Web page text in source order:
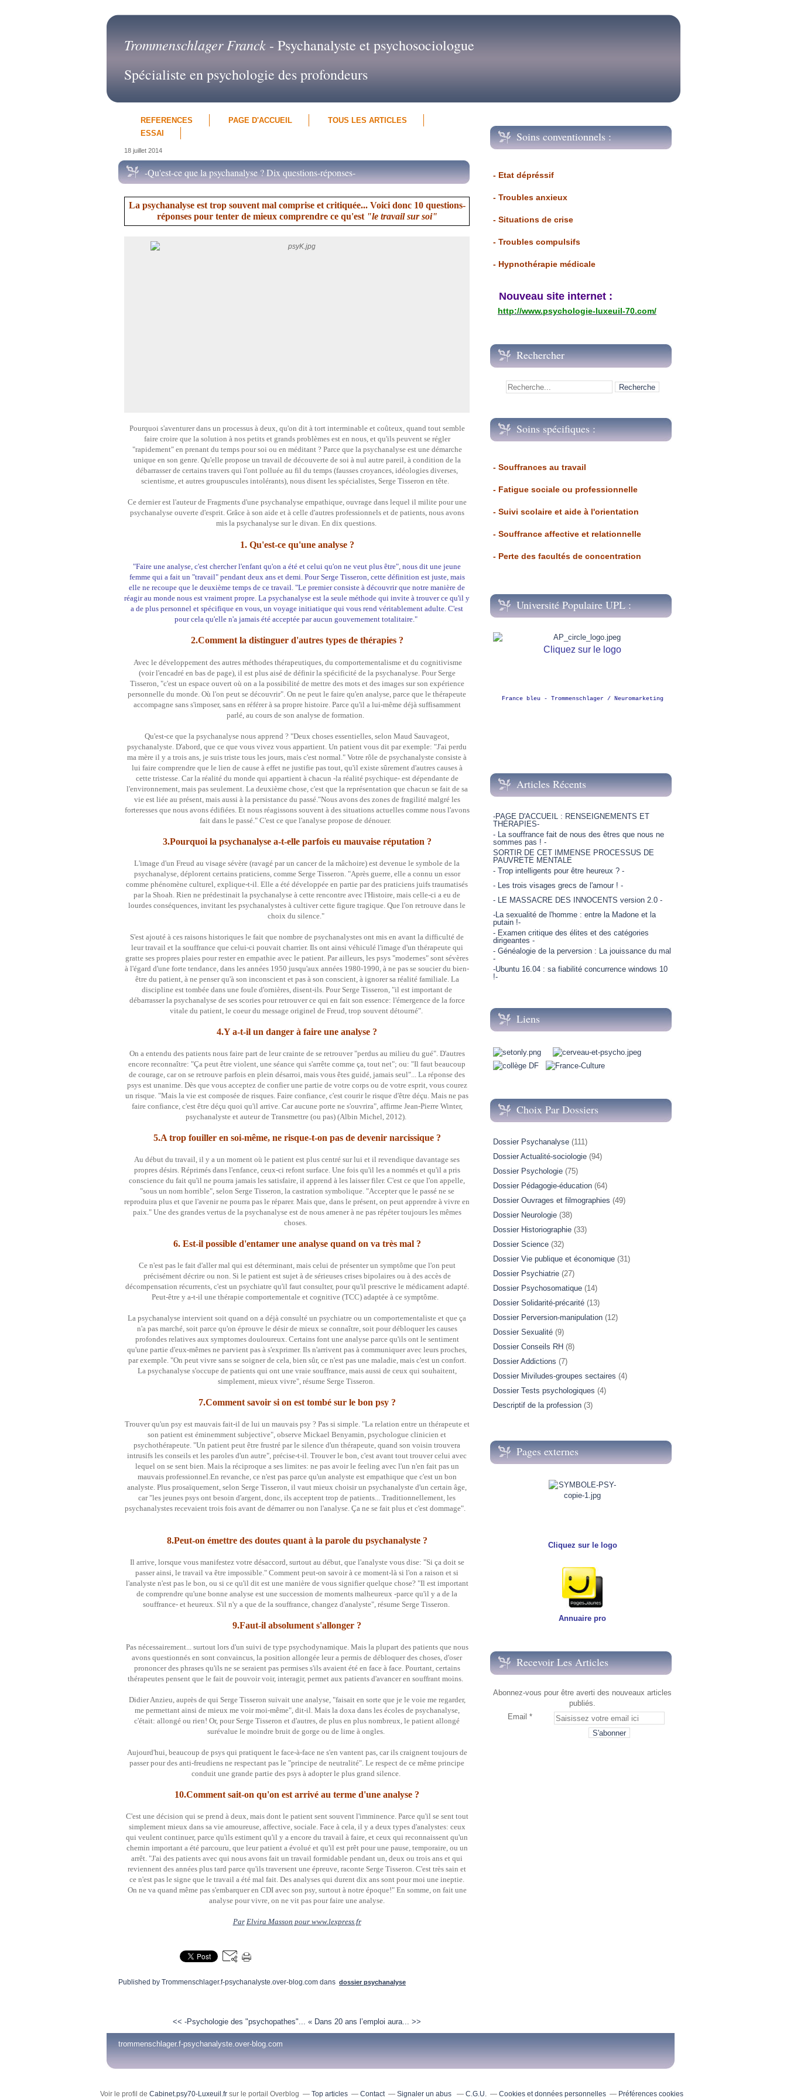
Trommenschlager Franck- Psychanalyste et psychosociologue
Spécialiste en psychologie des profondeurs
REFERENCES PAGE D'ACCUEIL
TOUS LES ARTICLES
ESSAI
18 juillet 2014
-Qu'est-ce que la psychanalyse ? Dix questions-réponses-
La psychanalyse est trop souvent mal comprise et critiquée... Voici donc 10 questions-
réponses pour tenter de mieux comprendre ce qu'est "le travail sur soi"
Pourquoi s'aventurer dans un processus à deux, qu'on dit à tort interminable et coûteux, quand tout semble
faire croire que la solution à nos petits et grands problèmes est en nous, et qu'ils peuvent se régler
"rapidement" en prenant du temps pour soi ou en méditant ? Parce que la psychanalyse est une démarche
unique en son genre. Qu'elle propose un travail de découverte de soi à nul autre pareil, à condition de la
débarrasser de certains travers qui l'ont polluée au fil du temps (fausses croyances, idéologies diverses,
scientisme, et autres groupuscules intolérants), nous disent les spécialistes, Serge Tisseron en tête.
Ce dernier est l'auteur de Fragments d'une psychanalyse empathique, ouvrage dans lequel il milite pour une
psychanalyse ouverte d'esprit. Grâce à son aide et à celle d'autres professionnels et de patients, nous avons
mis la psychanalyse sur le divan. En dix questions.
1. Qu'est-ce qu'une analyse ?
"Faire une analyse, c'est chercher l'enfant qu'on a été et celui qu'on ne veut plus être", nous dit une jeune
femme qui a fait un "travail" pendant deux ans et demi. Pour Serge Tisseron, cette définition est juste, mais
elle ne recoupe que le deuxième temps de ce travail. "Le premier consiste à découvrir que notre manière de
réagir au monde nous est vraiment propre. La psychanalyse est la seule méthode qui invite à trouver ce qu'il y
a de plus personnel et spécifique en vous, un voyage initiatique qui vous rend véritablement adulte. C'est
pour cela qu'elle n'a jamais été acceptée par aucun gouvernement totalitaire."
2.Comment la distinguer d'autres types de thérapies ?
Avec le développement des autres méthodes thérapeutiques, du comportementalisme et du cognitivisme
(voir l'encadré en bas de page), il est plus aisé de définir la spécificité de la psychanalyse. Pour Serge
Tisseron, "c'est un espace ouvert où on a la possibilité de mettre des mots et des images sur son expérience
personnelle du monde. Où l'on peut se découvrir". On ne peut le faire qu'en analyse, parce que le thérapeute
accompagne sans s'imposer, sans en référer à sa propre histoire. Parce qu'il a lui-même déjà suffisamment
parlé, au cours de son analyse de formation.
Qu'est-ce que la psychanalyse nous apprend ? "Deux choses essentielles, selon Maud Sauvageot,
psychanalyste. D'abord, que ce que vous vivez vous appartient. Un patient vous dit par exemple: "J'ai perdu
ma mère il y a trois ans, je suis triste tous les jours, mais c'est normal." Votre rôle de psychanalyste consiste à
lui faire comprendre que le lien de cause à effet ne justifie pas tout, qu'il existe sûrement d'autres causes à
cette tristesse. Car la réalité du monde qui appartient à chacun -la réalité psychique- est dépendante de
l'environnement, mais pas seulement. La deuxième chose, c'est que la représentation que chacun se fait de sa
vie est liée au présent, mais aussi à la persistance du passé."Nous avons des zones de fragilité malgré les
forteresses que nous avons édifiées. Et nous réagissons souvent à des situations actuelles comme nous l'avons
fait dans le passé." C'est ce que l'analyse propose de dénouer.
3.Pourquoi la psychanalyse a-t-elle parfois eu mauvaise réputation ?
L'image d'un Freud au visage sévère (ravagé par un cancer de la mâchoire) est devenue le symbole de la
psychanalyse, déplorent certains praticiens, comme Serge Tisseron. "Après guerre, elle a connu un essor
comme phénomène culturel, explique-t-il. Elle a été développée en partie par des praticiens juifs traumatisés
par la Shoah. Rien ne prédestinait la psychanalyse à cette rencontre avec l'Histoire, mais celle-ci a eu de
lourdes conséquences, invitant les psychanalystes à cultiver cette figure tragique. Que l'on retrouve dans le
choix du silence."
S'est ajouté à ces raisons historiques le fait que nombre de psychanalystes ont mis en avant la difficulté de
leur travail et la souffrance que celui-ci pouvait charrier. Ils ont ainsi véhiculé l'image d'un thérapeute qui
gratte ses propres plaies pour rester en empathie avec le patient. Par ailleurs, les psys "modernes" sont sévères
à l'égard d'une forte tendance, dans les années 1950 jusqu'aux années 1980-1990, à ne pas se soucier du bien-
être du patient, à ne penser qu'à son inconscient et pas à son conscient, à ignorer sa réalité familiale. La
discipline est tombée dans une foule d'ornières, disent-ils. Pour Serge Tisseron, "il est important de
débarrasser la psychanalyse de ses scories pour retrouver ce qui en fait son essence: l'émergence de la force
vitale du patient, le coeur du message originel de Freud, trop souvent détourné".
4.Y a-t-il un danger à faire une analyse ?
On a entendu des patients nous faire part de leur crainte de se retrouver "perdus au milieu du gué". D'autres
encore reconnaître: "Ça peut être violent, une séance qui s'arrête comme ça, tout net"; ou: "Il faut beaucoup
de courage, car on se retrouve parfois en plein désarroi, mais vous êtes guidé, jamais seul"... La réponse des
psys est unanime. Dès que vous acceptez de confier une partie de votre corps ou de votre esprit, vous courez
un risque. "Mais la vie est composée de risques. Faire confiance, c'est courir le risque d'être déçu. Mais ne pas
faire confiance, c'est être déçu quoi qu'il arrive. Car aucune porte ne s'ouvrira", affirme Jean-Pierre Winter,
psychanalyste et auteur de Transmettre (ou pas) (Albin Michel, 2012).
5.A trop fouiller en soi-même, ne risque-t-on pas de devenir narcissique ?
Au début du travail, il y a un moment où le patient est plus centré sur lui et il revendique davantage ses
propres désirs. Réprimés dans l'enfance, ceux-ci refont surface. Une fois qu'il les a nommés et qu'il a pris
conscience du fait qu'il ne pourra jamais les satisfaire, il apprend à les laisser filer. C'est ce que l'on appelle,
"sous un nom horrible", selon Serge Tisseron, la castration symbolique. "Accepter que le passé ne se
reproduira plus et que l'avenir ne pourra pas le réparer. Mais que, dans le présent, on peut apprendre à vivre en
paix." Une des grandes vertus de la psychanalyse est de nous amener à ne pas répéter toujours les mêmes
choses.
6. Est-il possible d'entamer une analyse quand on va très mal ?
Ce n'est pas le fait d'aller mal qui est déterminant, mais celui de présenter un symptôme que l'on peut
précisément décrire ou non. Si le patient est sujet à de sérieuses crises bipolaires ou à des accès de
décompensation récurrents, c'est un psychiatre qu'il faut consulter, pour qu'il prescrive le médicament adapté.
Peut-être y a-t-il une thérapie comportementale et cognitive (TCC) adaptée à ce symptôme.
La psychanalyse intervient soit quand on a déjà consulté un psychiatre ou un comportementaliste et que ça
n'a pas marché, soit parce qu'on éprouve le désir de mieux se connaître, soit pour débloquer les causes
profondes relatives aux symptomes douloureux. Certains font une analyse parce qu'ils ont le sentiment
qu'une partie d'eux-mêmes ne parvient pas à s'exprimer. Ils n'arrivent pas à communiquer avec leurs proches,
par exemple. "On peut vivre sans se soigner de cela, bien sûr, ce n'est pas une maladie, mais c'est un confort.
La psychanalyse s'occupe de patients qui ont une vraie souffrance, mais aussi de ceux qui souhaitent,
simplement, mieux vivre", résume Serge Tisseron.
7.Comment savoir si on est tombé sur le bon psy ?
Trouver qu'un psy est mauvais fait-il de lui un mauvais psy ? Pas si simple. "La relation entre un thérapeute et
son patient est éminemment subjective", observe Mickael Benyamin, psychologue clinicien et
psychothérapeute. "Un patient peut être frustré par le silence d'un thérapeute, quand son voisin trouvera
intrusifs les conseils et les paroles d'un autre", précise-t-il. Trouver le bon, c'est avant tout trouver celui avec
lequel on se sent bien. Mais la réciproque a ses limites: ne pas avoir le feeling avec l'un n'en fait pas un
mauvais professionnel.En revanche, ce n'est pas parce qu'un analyste est empathique que c'est un bon
analyste. Plus prosaïquement, selon Serge Tisseron, il vaut mieux choisir un psychanalyste d'un certain âge,
car "les jeunes psys ont besoin d'argent, donc, ils acceptent trop de patients... Traditionnellement, les
psychanalystes recevaient trois fois avant de démarrer ou non l'analyse. Ça ne se fait plus et c'est dommage".
8.Peut-on émettre des doutes quant à la parole du psychanalyste ?
Il arrive, lorsque vous manifestez votre désaccord, surtout au début, que l'analyste vous dise: "Si ça doit se
passer ainsi, le travail va être impossible." Comment peut-on savoir à ce moment-là si l'on a raison et si
l'analyste n'est pas le bon, ou si ce qu'il dit est une manière de vous signifier quelque chose? "Il est important
de comprendre qu'une bonne analyse est une succession de moments malheureux -parce qu'il y a de la
souffrance- et heureux. S'il n'y a que de la souffrance, changez d'analyste", résume Serge Tisseron.
9.Faut-il absolument s'allonger ?
Pas nécessairement... surtout lors d'un suivi de type psychodynamique. Mais la plupart des patients que nous
avons questionnés en sont convaincus, la position allongée leur a permis de débloquer des choses, d'oser
prononcer des phrases qu'ils ne se seraient pas permises s'ils avaient été en face à face. Pourtant, certains
thérapeutes pensent que le fait de pouvoir voir, interagir, permet aux patients d'avancer en souffrant moins.
Didier Anzieu, auprès de qui Serge Tisseron suivait une analyse, "faisait en sorte que je le voie me regarder,
me permettant ainsi de mieux me voir moi-même", dit-il. Mais la doxa dans les écoles de psychanalyse,
c'était: allongé ou rien! Or, pour Serge Tisseron et d'autres, de plus en plus nombreux, le patient allongé
surévalue le moindre bruit de gorge ou de lime à ongles.
Aujourd'hui, beaucoup de psys qui pratiquent le face-à-face ne s'en vantent pas, car ils craignent toujours de
passer pour des anti-freudiens ne respectant pas le "principe de neutralité". Le respect de ce même principe
conduit une grande partie des psys à adopter le plus grand silence.
10.Comment sait-on qu'on est arrivé au terme d'une analyse ?
C'est une décision qui se prend à deux, mais dont le patient sent souvent l'imminence. Parce qu'il se sent tout
simplement mieux dans sa vie amoureuse, affective, sociale. Face à cela, il y a deux types d'analystes: ceux
qui veulent continuer, parce qu'ils estiment qu'il y a encore du travail à faire, et ceux qui reconnaissent qu'un
chemin important a été parcouru, que leur patient a évolué et qu'il est prêt pour une pause, temporaire, ou un
arrêt. "J'ai des patients avec qui nous avons fait un travail formidable pendant un, deux ou trois ans et qui
reviennent des années plus tard parce qu'ils traversent une épreuve, raconte Serge Tisseron. C'est très sain et
ce n'est pas le signe que le travail a été mal fait. Des analyses qui durent dix ans sont pour moi une ineptie.
On ne va quand même pas s'embarquer en CDI avec son psy, surtout à notre époque!" En somme, on fait une
analyse pour vivre, on ne vit pas pour faire une analyse.
Par Elvira Masson pour www.lexpress.fr
Published by Trommenschlager.f-psychanalyste.over-blog.com dans dossier psychanalyse
<< -Psychologie des "psychopathes"... « Dans 20 ans l’emploi aura... >>
Soins conventionnels :
- Etat dépréssif
- Troubles anxieux
- Situations de crise
- Troubles compulsifs
- Hypnothérapie médicale
Nouveau site internet :
http://www.psychologie-luxeuil-70.com/
Rechercher
Soins spécifiques :
- Souffrances au travail
- Fatigue sociale ou professionnelle
- Suivi scolaire et aide à l'orientation
- Souffrance affective et relationnelle
- Perte des facultés de concentration
Université Populaire UPL :
Cliquez sur le logo
France bleu - Trommenschlager / Neuromarketing
Articles Récents
-PAGE D'ACCUEIL : RENSEIGNEMENTS ET
THÉRAPIES-
- La souffrance fait de nous des êtres que nous ne
sommes pas ! -
SORTIR DE CET IMMENSE PROCESSUS DE
PAUVRETE MENTALE
- Trop intelligents pour être heureux ? -
- Les trois visages grecs de l'amour ! -
- LE MASSACRE DES INNOCENTS version 2.0 -
-La sexualité de l'homme : entre la Madone et la
putain !-
- Examen critique des élites et des catégories
dirigeantes -
- Généalogie de la perversion : La jouissance du mal
-
-Ubuntu 16.04 : sa fiabilité concurrence windows 10
!-
Liens
Choix Par Dossiers
Dossier Psychanalyse (111)
Dossier Actualité-sociologie (94)
Dossier Psychologie (75)
Dossier Pédagogie-éducation (64)
Dossier Ouvrages et filmographies (49)
Dossier Neurologie (38)
Dossier Historiographie (33)
Dossier Science (32)
Dossier Vie publique et économique (31)
Dossier Psychiatrie (27)
Dossier Psychosomatique (14)
Dossier Solidarité-précarité (13)
Dossier Perversion-manipulation (12)
Dossier Sexualité (9)
Dossier Conseils RH (8)
Dossier Addictions (7)
Dossier Miviludes-groupes sectaires (4)
Dossier Tests psychologiques (4)
Descriptif de la profession (3)
Pages externes
Cliquez sur le logo
Annuaire pro
Recevoir Les Articles
Abonnez-vous pour être averti des nouveaux articles
publiés.
Email
trommenschlager.f-psychanalyste.over-blog.com
Voir le profil de Cabinet.psy70-Luxeuil.fr sur le portail Overblog Top articles Contact Signaler un abus C.G.U. Cookies et données personnelles Préférences cookies